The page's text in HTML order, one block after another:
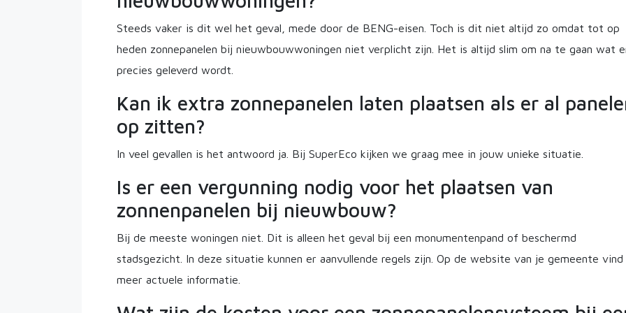
Steeds vaker is dit wel het geval, mede door de BENG-eisen. Toch is dit niet altijd zo omdat tot op
heden zonnepanelen bij nieuwbouwwoningen niet verplicht zijn. Het is altijd slim om na te gaan wat
precies geleverd wordt.
Kan ik extra zonnepanelen laten plaatsen als er al
op zitten?
In veel gevallen is het antwoord ja. Bij SuperEco kijken we graag mee in jouw unieke situatie.
Is er een vergunning nodig voor het plaatsen van
zonnenpanelen bij nieuwbouw?
Bij de meeste woningen niet. Dit is alleen het geval bij een monumentenpand of beschermd
stadsgezicht. In deze situatie kunnen er aanvullende regels zijn. Op de website van je gemeente vind
meer actuele informatie.